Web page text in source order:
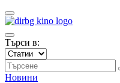
Търси в:
Новини